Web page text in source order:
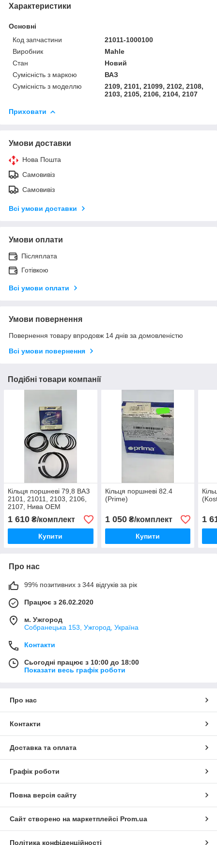
Характеристики
Основні
Код запчастини
21011-1000100
Виробник
Mahle
Стан
Новий
Сумісність з маркою
ВАЗ
Сумісність з моделлю
2109, 2101, 21099, 2102, 2108,
2103, 2105, 2106, 2104, 2107
Приховати
Умови доставки
Нова Пошта
Самовивіз
Самовивіз
Всі умови доставки
Умови оплати
Післяплата
Готівкою
Всі умови оплати
Умови повернення
Повернення товару впродовж 14 днів за домовленістю
Всі умови повернення
Подібні товари компанії
Кільця поршневі 79,8 ВАЗ
2101, 21011, 2103, 2106,
2107, Нива OEM
1 610 ₴/комплект
Купити
Кільця поршневі 82.4
(Prime)
1 050₴/комплект
Купити
1
Про нас
99% позитивних з 344 відгуків за рік
Працює з 26.02.2020
м. Ужгород
Собранецька 153, Ужгород, Україна
Контакти
Сьогодні працює з 10:00 до 18:00
Показати весь графік роботи
Про нас
Контакти
Доставка та оплата
Графік роботи
Повна версія сайту
Сайт створено на маркетплейсі Prom.ua
Політика конфіденційності